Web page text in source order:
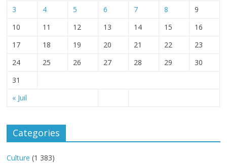
« Juil
3
4 5 6 7 8
9
10
11 12 13 14 15
16
17
18 19 20 21 22
23
24
25 26 27 28 29
30
31
Categories
Culture (1 383)